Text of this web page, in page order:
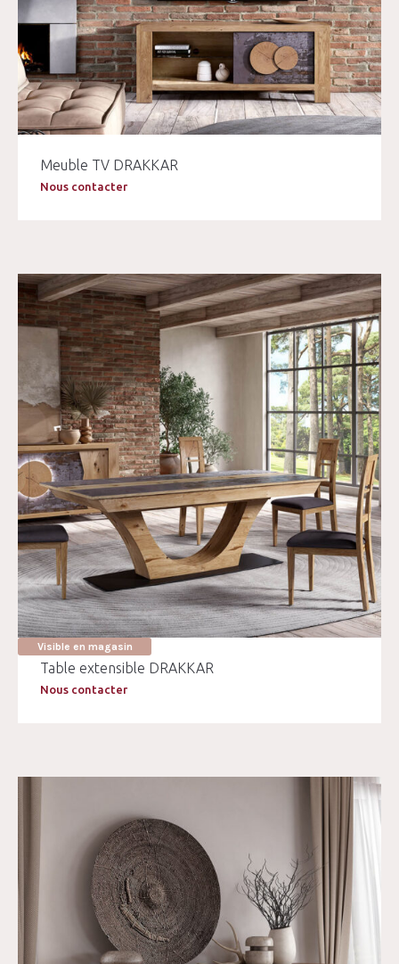
Meuble TV DRAKKAR
Nous contacter
Visible en magasin
Table extensible DRAKKAR
Nous contacter